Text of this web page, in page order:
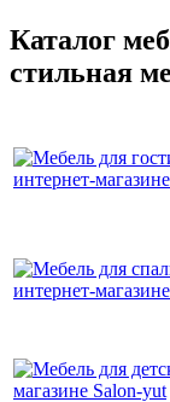
Каталог
стильная